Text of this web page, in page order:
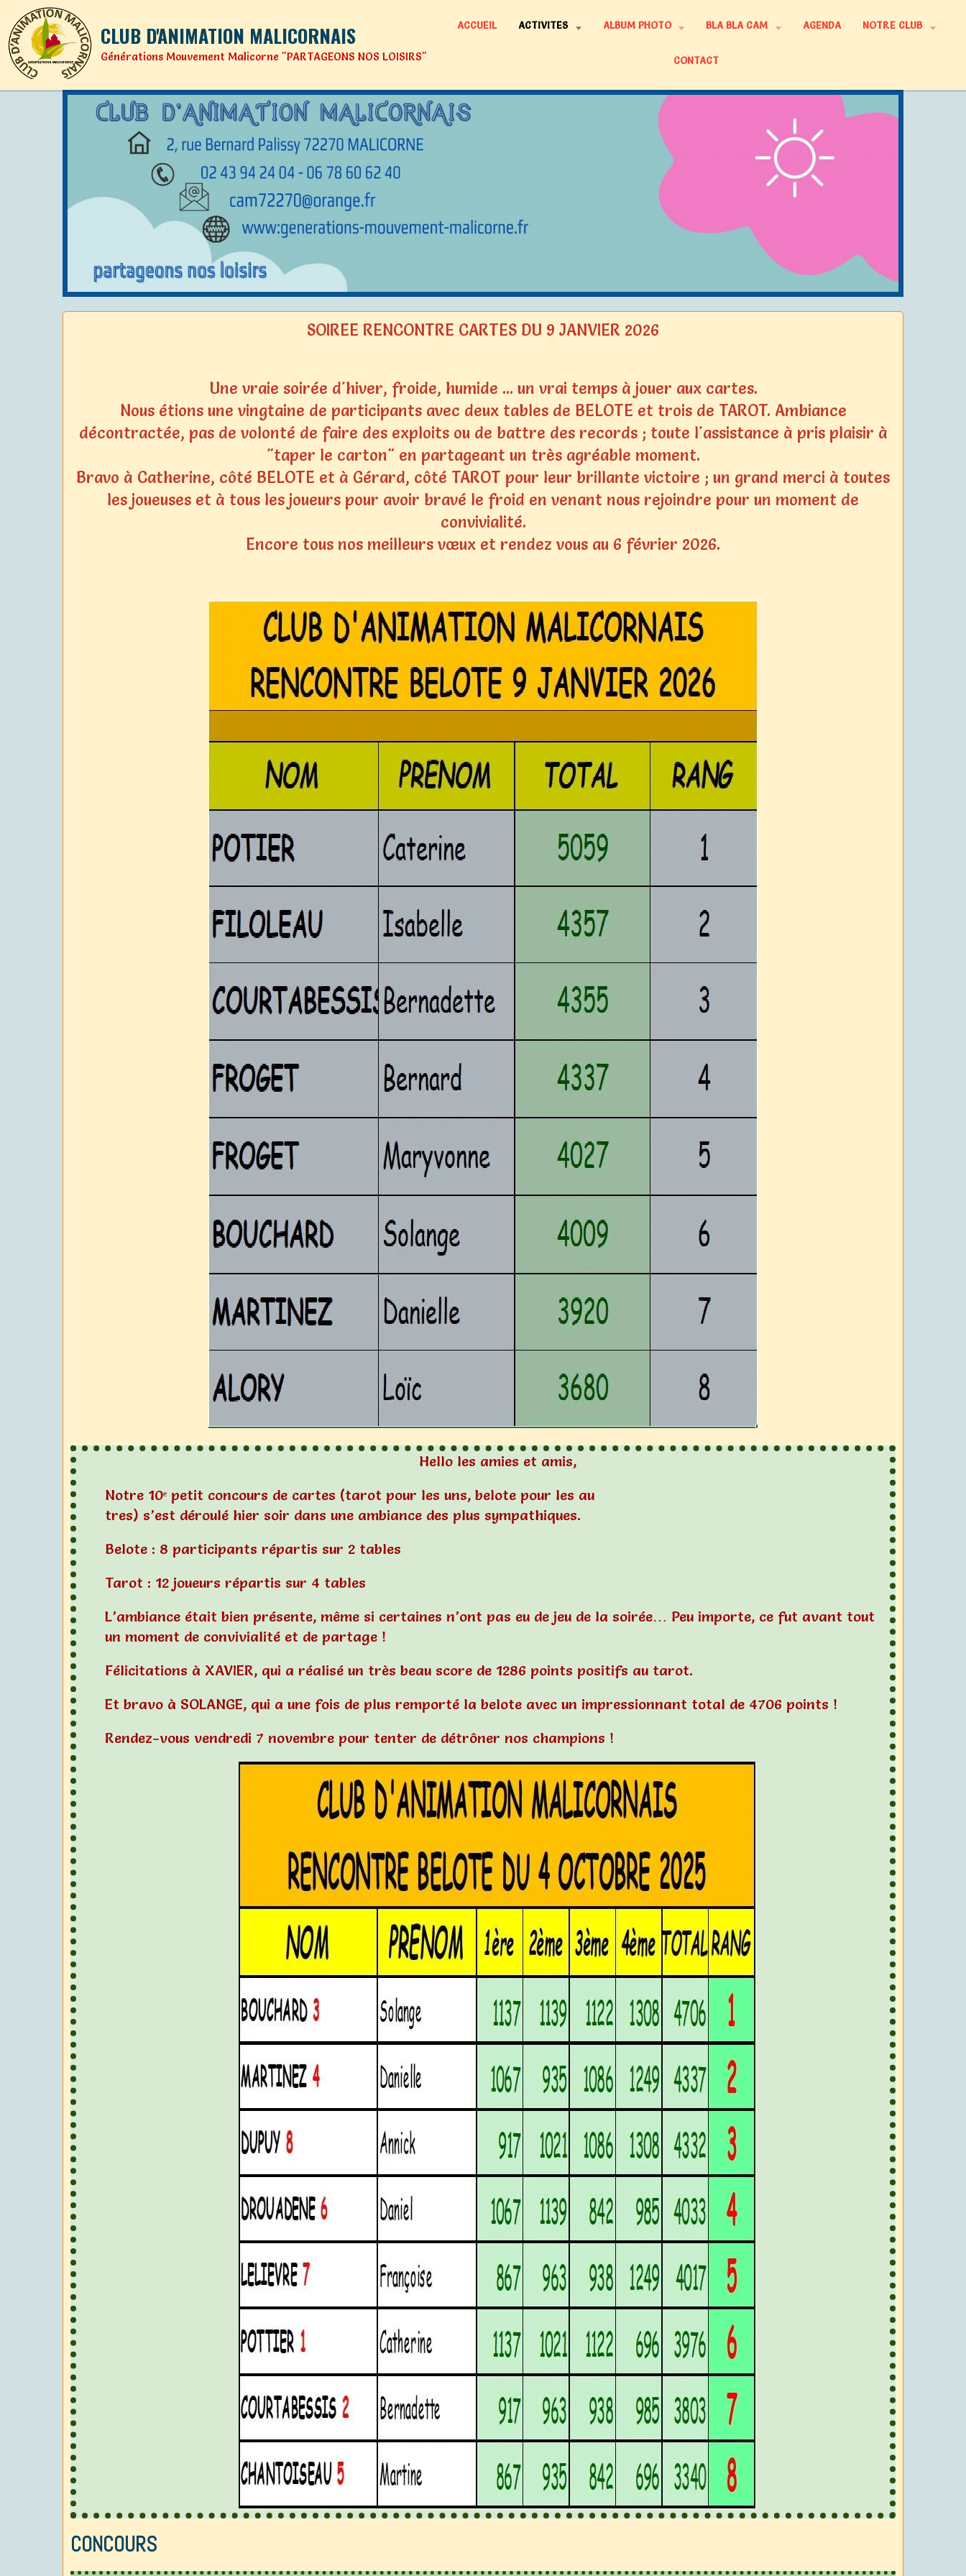
CLUB D'ANIMATION MALICORNAIS
Générations Mouvement Malicorne "PARTAGEONS NOS LOISIRS"
ACCUEIL ACTIVITES ALBUM PHOTO BLA BLA CAM AGENDA NOTRE CLUB
CONTACT
SOIREE RENCONTRE CARTES DU 9 JANVIER 2026
Une vraie soirée d'hiver, froide, humide ... un vrai temps à jouer aux cartes.
Nous étions une vingtaine de participants avec deux tables de BELOTE et trois de TAROT. Ambiance
décontractée, pas de volonté de faire des exploits ou de battre des records ; toute l'assistance à pris plaisir à
"taper le carton" en partageant un très agréable moment.
Bravo à Catherine, côté BELOTE et à Gérard, côté TAROT pour leur brillante victoire ; un grand merci à toutes
les joueuses et à tous les joueurs pour avoir bravé le froid en venant nous rejoindre pour un moment de
convivialité.
Encore tous nos meilleurs vœux et rendez vous au 6 février 2026.
Hello les amies et amis,
Notre 10ᵉ petit concours de cartes (tarot pour les uns, belote pour les au
tres) s’est déroulé hier soir dans une ambiance des plus sympathiques.
Belote : 8 participants répartis sur 2 tables
Tarot : 12 joueurs répartis sur 4 tables
L’ambiance était bien présente, même si certaines n’ont pas eu de jeu de la soirée… Peu importe, ce fut avant tout
un moment de convivialité et de partage !
Félicitations à XAVIER, qui a réalisé un très beau score de 1286 points positifs au tarot.
Et bravo à SOLANGE, qui a une fois de plus remporté la belote avec un impressionnant total de 4706 points !
Rendez-vous vendredi 7 novembre pour tenter de détrôner nos champions !
CONCOURS